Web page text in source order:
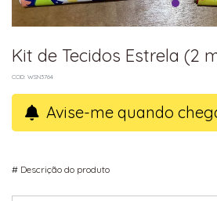
Kit de Tecidos Estrela (2
COD: WSN3764
Avise-me quando
# Descrição do produto